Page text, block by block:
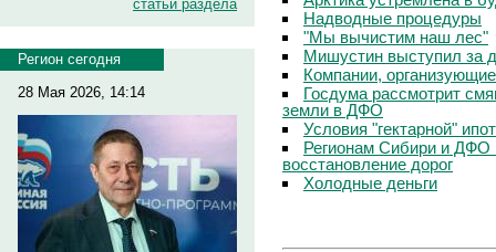
статьи раздела
Регион сегодня
28 Мая 2026, 14:14
Надводные процедуры
"Мы вычистим наш лес"
Мишустин выступил за
Компании,
Госдума рассмотрит
земли в ДФО
Условия "гектарной"
Регионам Сибири и ДФО
восстановление дорог
Холодные деньги